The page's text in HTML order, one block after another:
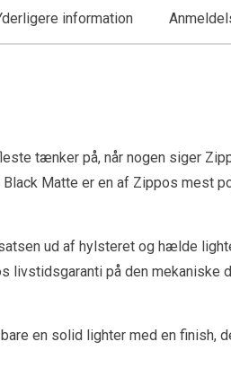
information
tænker på, når nogen siger
Matte er en af Zippos mest
ud af hylsteret og hælde
på den mekaniske
en solid lighter med en finish,